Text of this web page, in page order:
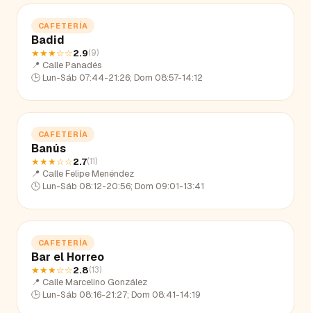
CAFETERÍA
Badid
★★★☆☆2.9(9)
📍 Calle Panadés
🕒 Lun-Sáb 07:44-21:26; Dom 08:57-14:12
CAFETERÍA
Banús
★★★☆☆2.7(11)
📍 Calle Felipe Menéndez
🕒 Lun-Sáb 08:12-20:56; Dom 09:01-13:41
CAFETERÍA
Bar el Horreo
★★★☆☆2.8(13)
📍 Calle Marcelino González
🕒 Lun-Sáb 08:16-21:27; Dom 08:41-14:19